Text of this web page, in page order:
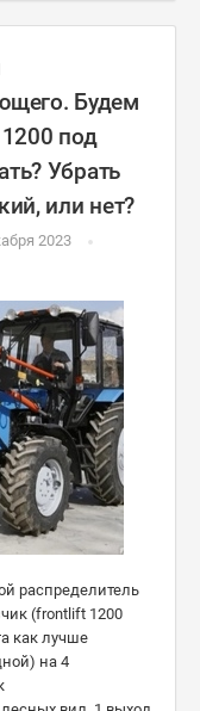
Будем
под
Убрать
или нет?
2023
распределитель
(frontlift 1200
как лучше
на 4